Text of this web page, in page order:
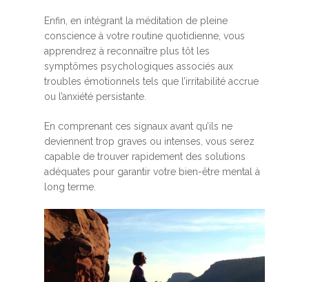
Enfin, en intégrant la méditation de pleine
conscience à votre routine quotidienne, vous
apprendrez à reconnaître plus tôt les
symptômes psychologiques associés aux
troubles émotionnels tels que l’irritabilité accrue
ou l’anxiété persistante.
En comprenant ces signaux avant qu’ils ne
deviennent trop graves ou intenses, vous serez
capable de trouver rapidement des solutions
adéquates pour garantir votre bien-être mental à
long terme.